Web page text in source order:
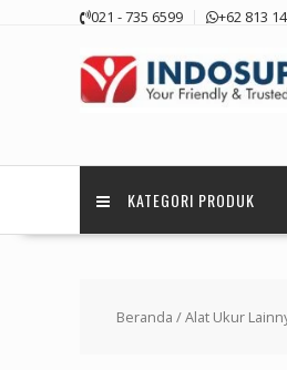
021 - 735 6599 +62 813
KATEGORI PRODUK
Beranda /Alat Ukur